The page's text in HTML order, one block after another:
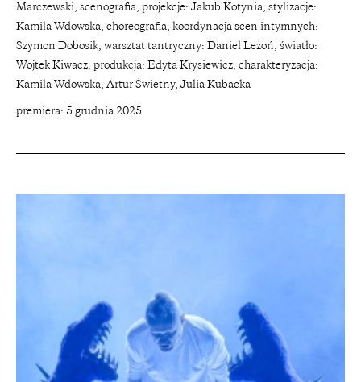
Marczewski, scenografia, projekcje: Jakub Kotynia, stylizacje:
Kamila Wdowska, choreografia, koordynacja scen intymnych:
Szymon Dobosik, warsztat tantryczny: Daniel Leżoń, światło:
Wojtek Kiwacz, produkcja: Edyta Krysiewicz, charakteryzacja:
Kamila Wdowska, Artur Świetny, Julia Kubacka
premiera: 5 grudnia 2025